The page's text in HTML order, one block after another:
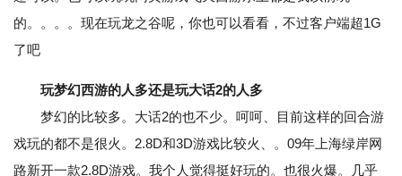
的。。。。现在玩龙之谷呢，你也可以看看，不过客户端超1G
了吧
玩梦幻西游的人多还是玩大话2的人多
梦幻的比较多。大话2的也不少。呵呵、目前这样的回合游
戏玩的都不是很火。2.8D和3D游戏比较火、。09年上海绿岸网
路新开一款2.8D游戏。我个人觉得挺好玩的。也很火爆。几乎